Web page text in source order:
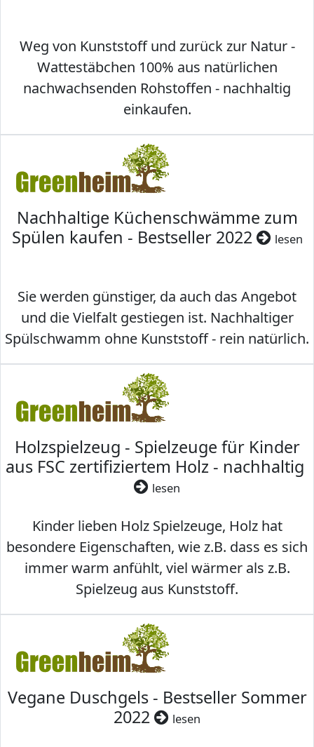
Weg von Kunststoff und zurück zur Natur -
Wattestäbchen 100% aus natürlichen
nachwachsenden Rohstoffen - nachhaltig
einkaufen.
Nachhaltige Küchenschwämme zum
Spülen kaufen - Bestseller 2022
lesen
Sie werden günstiger, da auch das Angebot
und die Vielfalt gestiegen ist. Nachhaltiger
Spülschwamm ohne Kunststoff - rein natürlich.
Holzspielzeug - Spielzeuge für Kinder
aus FSC zertifiziertem Holz - nachhaltig
lesen
Kinder lieben Holz Spielzeuge, Holz hat
besondere Eigenschaften, wie z.B. dass es sich
immer warm anfühlt, viel wärmer als z.B.
Spielzeug aus Kunststoff.
Vegane Duschgels - Bestseller Sommer
2022
lesen